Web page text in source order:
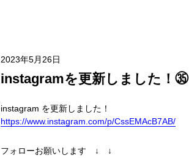
2023年5月26日
instagramを更新しました！㉟
instagram を更新しました！
https://www.instagram.com/p/CssEMAcB7AB/
フォローお願いします ↓ ↓